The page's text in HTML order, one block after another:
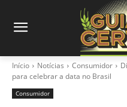
Início Notícias Consumidor
para celebrar a data no Brasil
Consumidor